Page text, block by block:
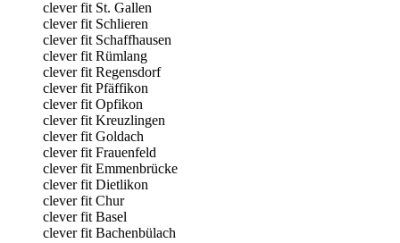
clever fit St. Gallen
clever fit Schlieren
clever fit Schaffhausen
clever fit Rümlang
clever fit Regensdorf
clever fit Pfäffikon
clever fit Opfikon
clever fit Kreuzlingen
clever fit Goldach
clever fit Frauenfeld
clever fit Emmenbrücke
clever fit Dietlikon
clever fit Chur
clever fit Basel
clever fit Bachenbülach